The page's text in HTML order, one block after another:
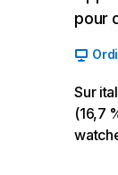
pour
Sur
(16,7